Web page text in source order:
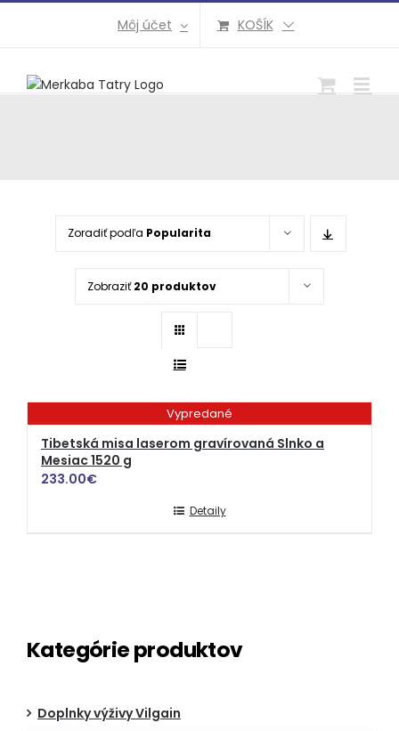
Môj účet KOŠÍK
Zoradiť podľa Popularita
Zobraziť20 produktov
Vypredané
Tibetská misa laserom gravírovaná Slnko a
Mesiac 1520 g
233.00€
Detaily
Kategórie produktov
Doplnky výživy Vilgain